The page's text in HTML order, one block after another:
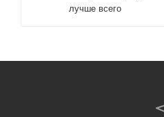
лучше всего